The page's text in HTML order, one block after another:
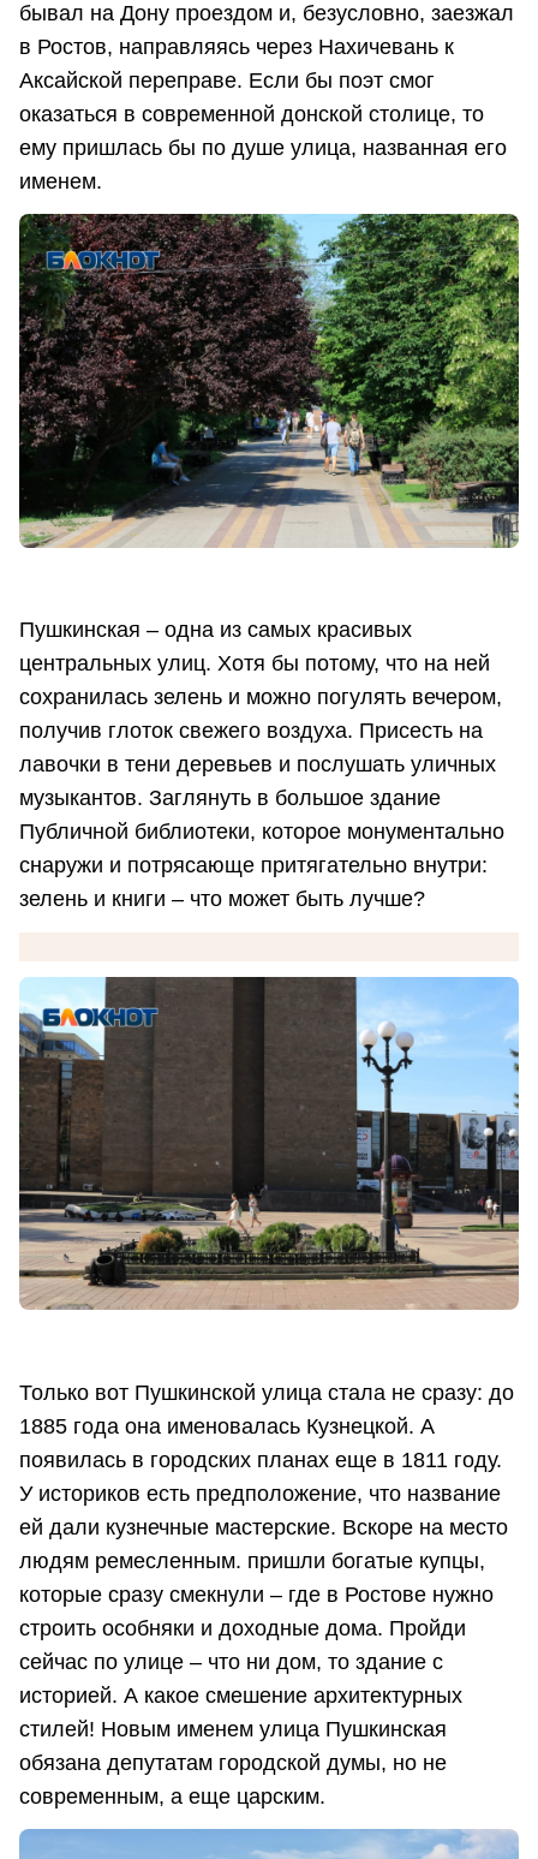
бывал на Дону проездом и, безусловно, заезжал
в Ростов, направляясь через Нахичевань к
Аксайской переправе. Если бы поэт смог
оказаться в современной донской столице, то
ему пришлась бы по душе улица, названная его
именем.
Пушкинская – одна из самых красивых
центральных улиц. Хотя бы потому, что на ней
сохранилась зелень и можно погулять вечером,
получив глоток свежего воздуха. Присесть на
лавочки в тени деревьев и послушать уличных
музыкантов. Заглянуть в большое здание
Публичной библиотеки, которое монументально
снаружи и потрясающе притягательно внутри:
зелень и книги – что может быть лучше?
Только вот Пушкинской улица стала не сразу: до
1885 года она именовалась Кузнецкой. А
появилась в городских планах еще в 1811 году.
У историков есть предположение, что название
ей дали кузнечные мастерские. Вскоре на место
людям ремесленным. пришли богатые купцы,
которые сразу смекнули – где в Ростове нужно
строить особняки и доходные дома. Пройди
сейчас по улице – что ни дом, то здание с
историей. А какое смешение архитектурных
стилей! Новым именем улица Пушкинская
обязана депутатам городской думы, но не
современным, а еще царским.